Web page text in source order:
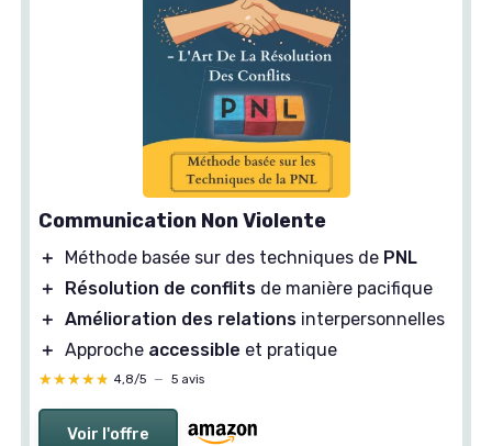
Communication Non Violente
＋ Méthode basée sur des techniques de PNL
＋
Résolution de conflits de manière pacifique
＋ Amélioration des relations interpersonnelles
＋ Approche accessible et pratique
★★★★★
★★★★★ 4,8/5 — 5 avis
Voir l'offre